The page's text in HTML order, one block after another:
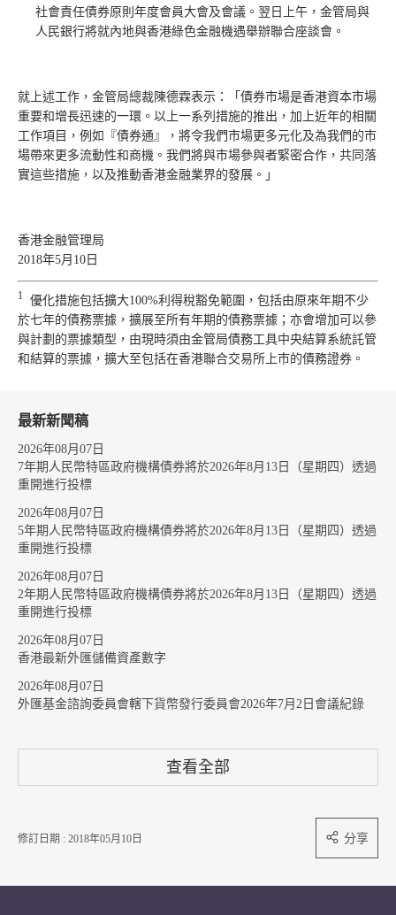
社會責任債券原則年度會員大會及會議。翌日上午，金管局與
人民銀行將就內地與香港綠色金融機遇舉辦聯合座談會。
就上述工作，金管局總裁陳德霖表示：「債券市場是香港資本市場
重要和增長迅速的一環。以上一系列措施的推出，加上近年的相關
工作項目，例如『債券通』，將令我們市場更多元化及為我們的市
場帶來更多流動性和商機。我們將與市場參與者緊密合作，共同落
實這些措施，以及推動香港金融業界的發展。」
香港金融管理局
2018年5月10日
1
優化措施包括擴大100%利得稅豁免範圍，包括由原來年期不少
於七年的債務票據，擴展至所有年期的債務票據；亦會增加可以參
與計劃的票據類型，由現時須由金管局債務工具中央結算系統託管
和結算的票據，擴大至包括在香港聯合交易所上市的債務證券。
最新新聞稿
2026年08月07日
7年期人民幣特區政府機構債券將於2026年8月13日（星期四）透過
重開進行投標
2026年08月07日
5年期人民幣特區政府機構債券將於2026年8月13日（星期四）透過
重開進行投標
2026年08月07日
2年期人民幣特區政府機構債券將於2026年8月13日（星期四）透過
重開進行投標
2026年08月07日
香港最新外匯儲備資產數字
2026年08月07日
外匯基金諮詢委員會轄下貨幣發行委員會2026年7月2日會議紀錄
查看全部
修訂日期 : 2018年05月10日 分享